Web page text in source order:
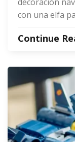
con una elfa
Continue